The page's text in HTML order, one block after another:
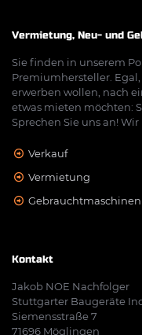
Vermietung, Neu- und
Sie finden in unserem
Premiumhersteller.
erwerben wollen, nach
etwas mieten möchten:
Sprechen Sie uns an!
Verkauf
Vermietung
Gebrauchtmaschinen
Kontakt
Jakob NOE Nachfolger
Stuttgarter Baugeräte
Siemensstraße 7
71696 Möglingen